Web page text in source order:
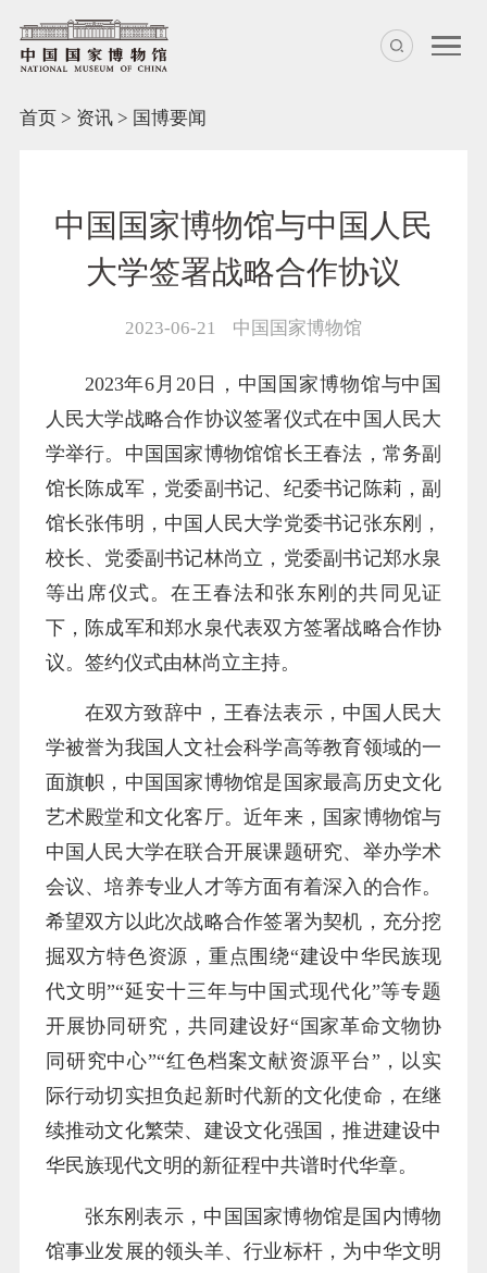
首页> 资讯> 国博要闻
中国国家博物馆与中国人民
大学签署战略合作协议
2023-06-21 中国国家博物馆
2023年6月20日，中国国家博物馆与中国
人民大学战略合作协议签署仪式在中国人民大
学举行。中国国家博物馆馆长王春法，常务副
馆长陈成军，党委副书记、纪委书记陈莉，副
馆长张伟明，中国人民大学党委书记张东刚，
校长、党委副书记林尚立，党委副书记郑水泉
等出席仪式。在王春法和张东刚的共同见证
下，陈成军和郑水泉代表双方签署战略合作协
议。签约仪式由林尚立主持。
在双方致辞中，王春法表示，中国人民大
学被誉为我国人文社会科学高等教育领域的一
面旗帜，中国国家博物馆是国家最高历史文化
艺术殿堂和文化客厅。近年来，国家博物馆与
中国人民大学在联合开展课题研究、举办学术
会议、培养专业人才等方面有着深入的合作。
希望双方以此次战略合作签署为契机，充分挖
掘双方特色资源，重点围绕“建设中华民族现
代文明”“延安十三年与中国式现代化”等专题
开展协同研究，共同建设好“国家革命文物协
同研究中心”“红色档案文献资源平台”，以实
际行动切实担负起新时代新的文化使命，在继
续推动文化繁荣、建设文化强国，推进建设中
华民族现代文明的新征程中共谱时代华章。
张东刚表示，中国国家博物馆是国内博物
馆事业发展的领头羊、行业标杆，为中华文明